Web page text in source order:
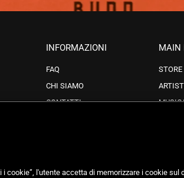
INFORMAZIONI
FAQ
CHI SIAMO
CONTATTI
MAIN
STORE
i cookie”, l'utente accetta di memorizzare i cookie sul